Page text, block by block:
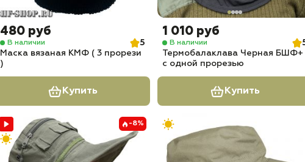
480 руб
В наличии
5
Маска вязаная КМФ ( 3 прорези
)
Купить
1 010 руб
В наличии
Термобалаклава Черная БШФ+
с одной прорезью
Купить
-8%